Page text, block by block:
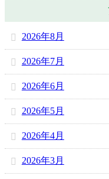
2026年8月
2026年7月
2026年6月
2026年5月
2026年4月
2026年3月